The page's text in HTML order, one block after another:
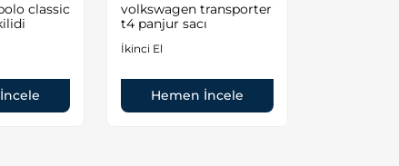
classic
volkswagen transporter
t4 panjur sacı
İkinci El
Hemen İncele